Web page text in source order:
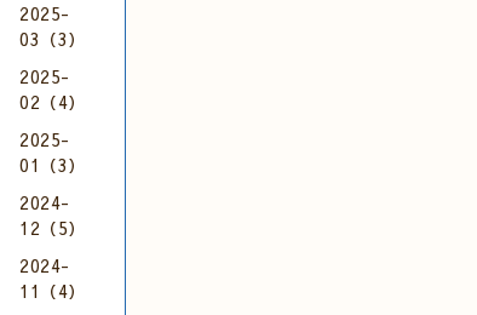
2025-
03（3）
2025-
02（4）
2025-
01（3）
2024-
12（5）
2024-
11（4）